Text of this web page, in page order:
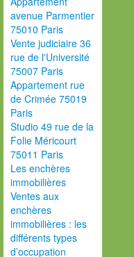
avenue Parmentier
75010 Paris
Vente judiciaire 36
rue de l'Université
75007 Paris
Appartement rue
de Crimée 75019
Paris
Studio 49 rue de la
Folie Méricourt
75011 Paris
Les enchères
immobilières
Ventes aux
enchères
immobilières : les
différents types
d’occupation